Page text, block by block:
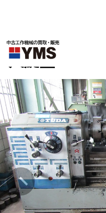
汎用旋盤
6尺旋盤